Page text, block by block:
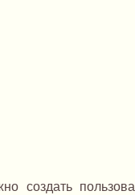
создать